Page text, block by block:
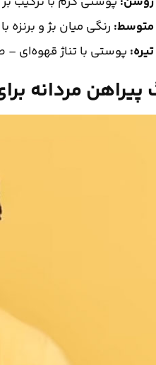
رنگی میان بژ و
پوستی با تناژ قهوه‌ای
پیراهن